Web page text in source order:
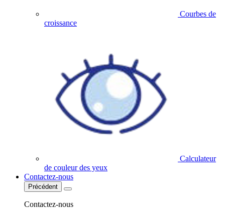
Courbes de
croissance
Calculateur
de couleur des yeux
Contactez-nous
Précédent
Contactez-nous